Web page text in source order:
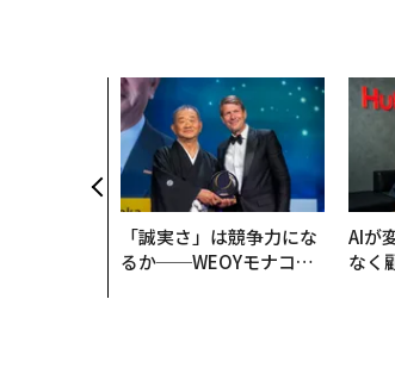
「誠実さ」は競争力にな
るか──WEOYモナコで
AIが
なく